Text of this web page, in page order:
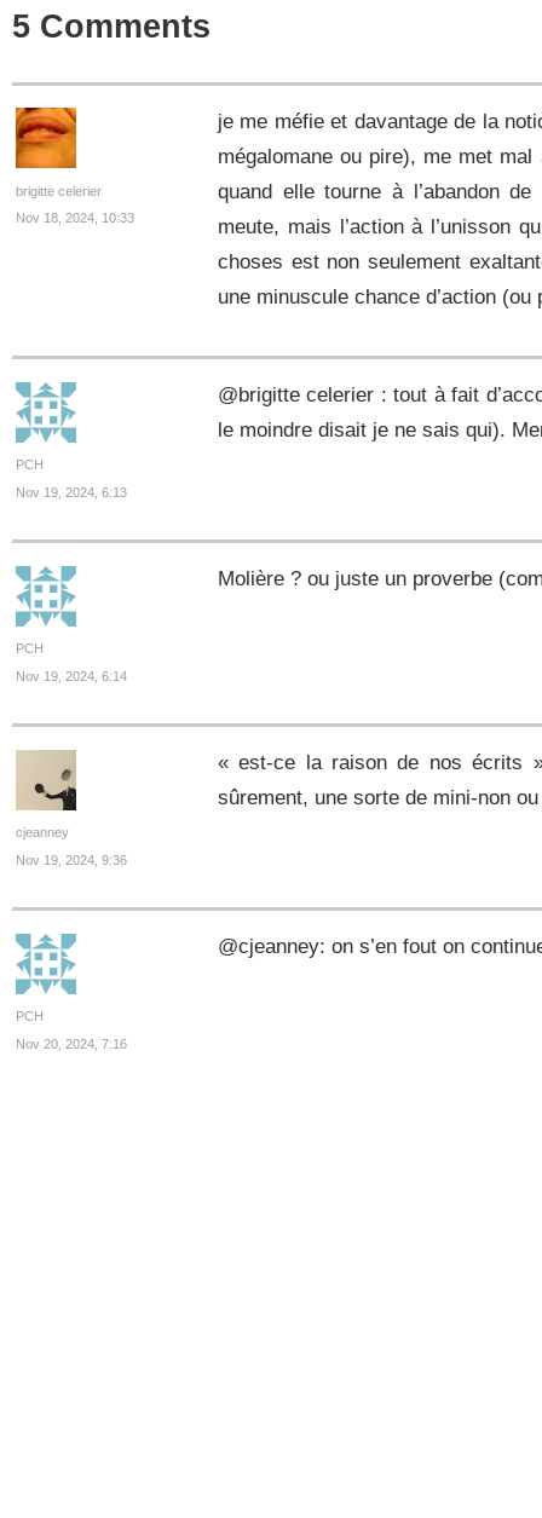
5 Comments
brigitte celerier
Nov 18, 2024, 10:33
je me méfie et davantage de la
mégalomane ou pire), me met
quand elle tourne à l’abandon
meute, mais l’action à l’unisson
choses est non seulement
une minuscule chance d’action (ou
PCH
Nov 19, 2024, 6:13
@brigitte celerier : tout à fait
le moindre disait je ne sais qui).
PCH
Nov 19, 2024, 6:14
Molière ? ou juste un proverbe
cjeanney
Nov 19, 2024, 9:36
« est-ce la raison de nos écrits
sûrement, une sorte de mini-non
PCH
Nov 20, 2024, 7:16
@cjeanney: on s’en fout on